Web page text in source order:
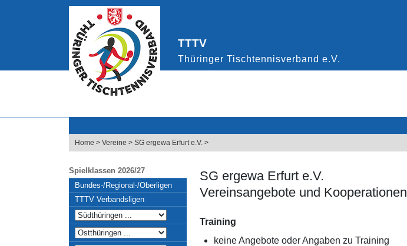
Home > Vereine > SG ergewa Erfurt e.V. >
Spielklassen 2026/27
Bundes-/Regional-/Oberligen
TTTV Verbandsligen
SG ergewa Erfurt e.V.
Vereinsangebote und Kooperationen
Training
keine Angebote oder Angaben zu Training